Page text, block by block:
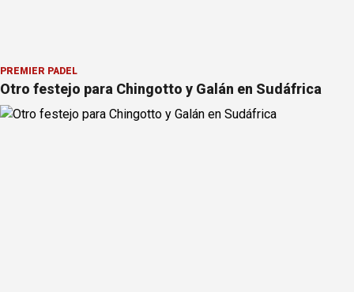
PREMIER PÁDEL
Otro festejo para Chingotto y Galán en Sudáfrica